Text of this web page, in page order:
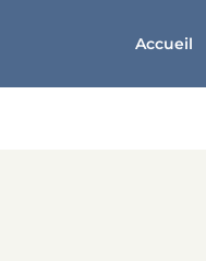
Accueil